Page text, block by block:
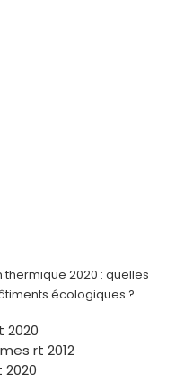
2020 : quelles
écologiques ?
2020
rt 2012